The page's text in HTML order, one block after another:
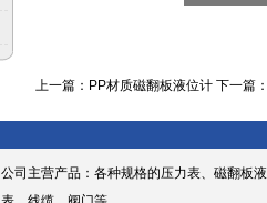
上一篇： PP材质磁翻板液位计 下一篇
公司主营产品：各种规格的压力表、磁翻板